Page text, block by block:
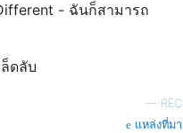
- ฉันก็สามารถ
ดลับ
— REC
แหล่งที่มา